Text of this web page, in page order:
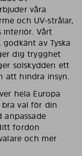
våra
och UV-strålar,
interiör. Vårt
av Tyska
dig trygghet
solskydden ett
att hindra insyn.
hela Europa
val för din
anpassade
fordon
och mer